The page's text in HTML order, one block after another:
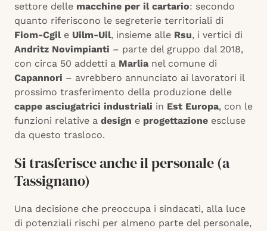
settore delle macchine per il cartario: secondo
quanto riferiscono le segreterie territoriali di
Fiom-Cgile Uilm-Uil, insieme alle Rsu, i vertici di
Andritz Novimpianti – parte del gruppo dal 2018,
con circa 50 addetti a Marlia nel comune di
Capannori – avrebbero annunciato ai lavoratori il
prossimo trasferimento della produzione delle
cappe asciugatrici industriali in Est Europa, con le
funzioni relative a design e progettazione escluse
da questo trasloco.
Si trasferisce anche il personale (a
Tassignano)
Una decisione che preoccupa i sindacati, alla luce
di potenziali rischi per almeno parte del personale,